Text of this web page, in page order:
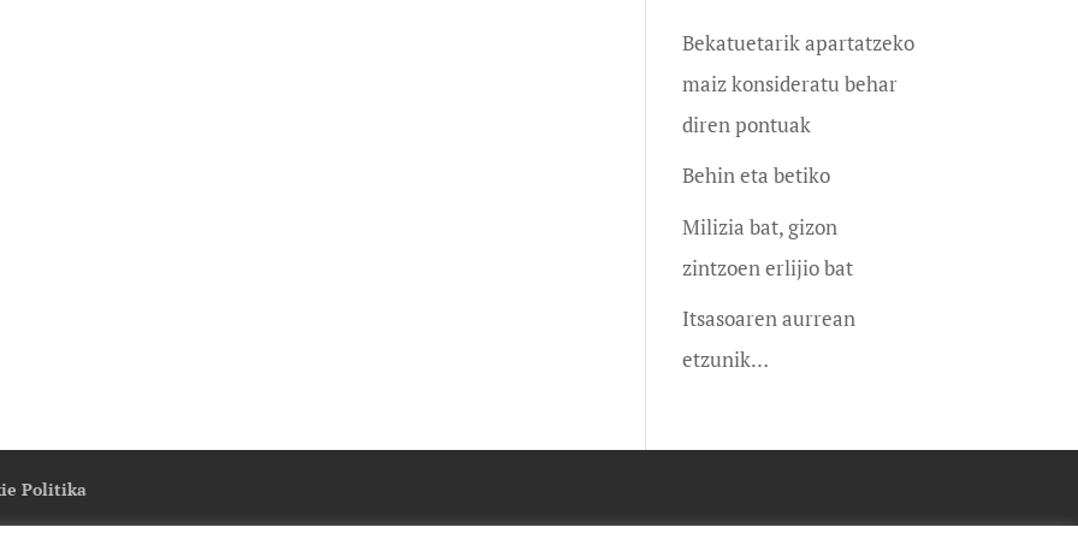
Bekatuetarik apartatzeko
maiz konsideratu behar
diren pontuak
Behin eta betiko
Milizia bat, gizon
zintzoen erlijio bat
Itsasoaren aurrean
etzunik…
Politika